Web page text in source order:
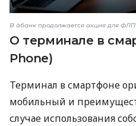
В àбанк продолжается акция для
О терминале в
Phone)
Терминал в смартфоне
мобильный и
случае использования